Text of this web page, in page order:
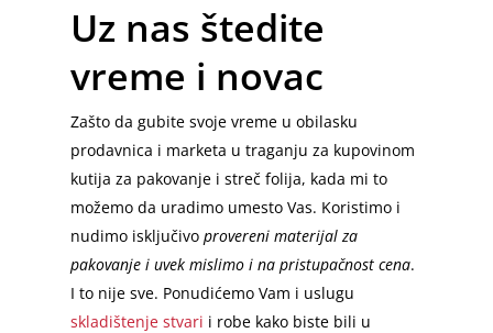
Uz nas štedite
vreme i novac
Zašto da gubite svoje vreme u obilasku
prodavnica i marketa u traganju za kupovinom
kutija za pakovanje i streč folija, kada mi to
možemo da uradimo umesto Vas. Koristimo i
nudimo isključivoprovereni materijal za
pakovanje i uvek mislimo i na pristupačnost cena.
I to nije sve. Ponudićemo Vam i uslugu
skladištenje stvari i robe kako biste bili u